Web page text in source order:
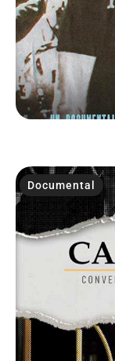
Documental